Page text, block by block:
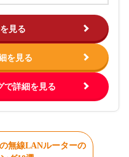
見る
を見る
で詳細を見る
無線LANルーターの